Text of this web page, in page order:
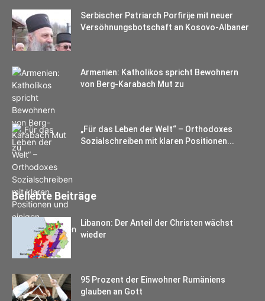
Serbischer Patriarch Porfirije mit neuer
Versöhnungsbotschaft an Kosovo-Albaner
Armenien: Katholikos spricht Bewohnern
von Berg-Karabach Mut zu
„Für das Leben der Welt“ – Orthodoxes
Sozialschreiben mit klaren Positionen...
Beliebte Beiträge
Libanon: Der Anteil der Christen wächst
wieder
95 Prozent der Einwohner Rumäniens
glauben an Gott